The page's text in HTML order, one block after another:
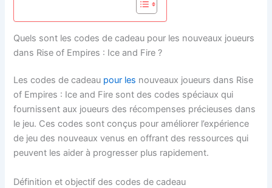
Quels sont les codes de cadeau pour les nouveaux joueurs
dans Rise of Empires : Ice and Fire ?
Les codes de cadeau pour les nouveaux joueurs dans Rise
of Empires : Ice and Fire sont des codes spéciaux qui
fournissent aux joueurs des récompenses précieuses dans
le jeu. Ces codes sont conçus pour améliorer l’expérience
de jeu des nouveaux venus en offrant des ressources qui
peuvent les aider à progresser plus rapidement.
Définition et objectif des codes de cadeau